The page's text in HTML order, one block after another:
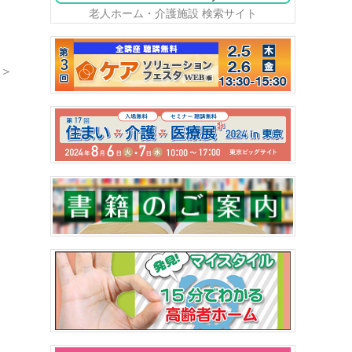
老人ホーム・介護施設 検索サイト